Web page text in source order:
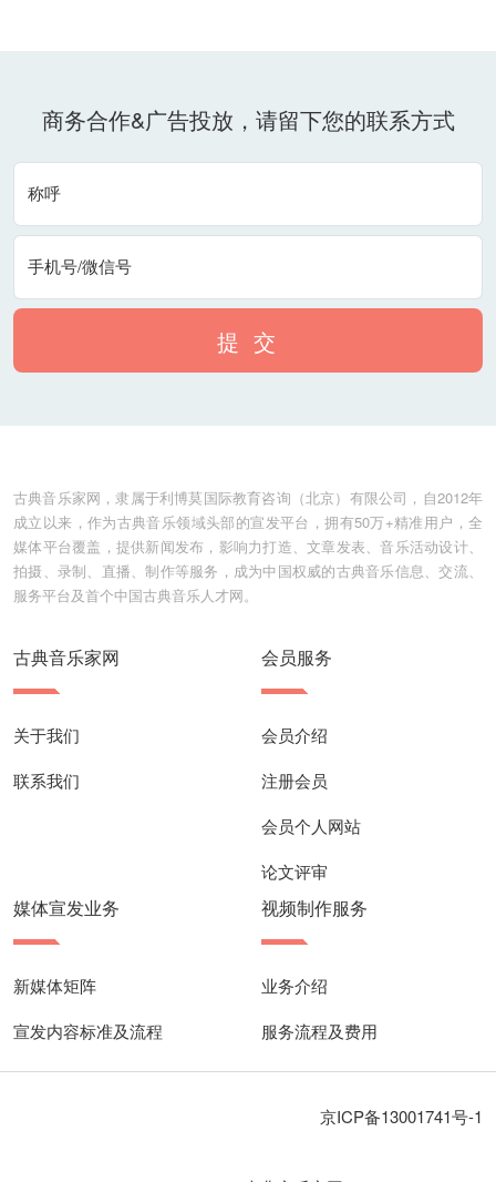
商务合作&广告投放，请留下您的联系方式
称呼
手机号/微信号
提 交
古典音乐家网，隶属于利博莫国际教育咨询（北京）有限公司，自2012年
成立以来，作为古典音乐领域头部的宣发平台，拥有50万+精准用户，全
媒体平台覆盖，提供新闻发布，影响力打造、文章发表、音乐活动设计、
拍摄、录制、直播、制作等服务，成为中国权威的古典音乐信息、交流、
服务平台及首个中国古典音乐人才网。
古典音乐家网
关于我们
联系我们
会员服务
会员介绍
注册会员
会员个人网站
论文评审
媒体宣发业务
新媒体矩阵
宣发内容标准及流程
视频制作服务
业务介绍
服务流程及费用
京ICP备13001741号-1